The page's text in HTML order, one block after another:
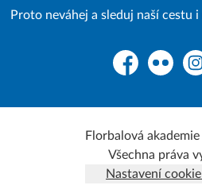
Proto neváhej a sleduj naší cestu
FacebookFlickr
Florbalová
Všechna práva
Nastavení